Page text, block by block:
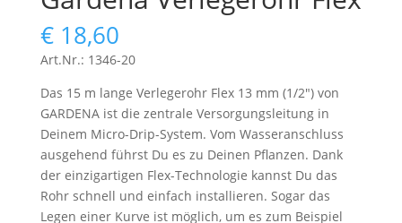
€18,60
Art.Nr.: 1346-20
Das 15 m lange Verlegerohr Flex 13 mm (1/2″) von
GARDENA ist die zentrale Versorgungsleitung in
Deinem Micro-Drip-System. Vom Wasseranschluss
ausgehend führst Du es zu Deinen Pflanzen. Dank
der einzigartigen Flex-Technologie kannst Du das
Rohr schnell und einfach installieren. Sogar das
Legen einer Kurve ist möglich, um es zum Beispiel